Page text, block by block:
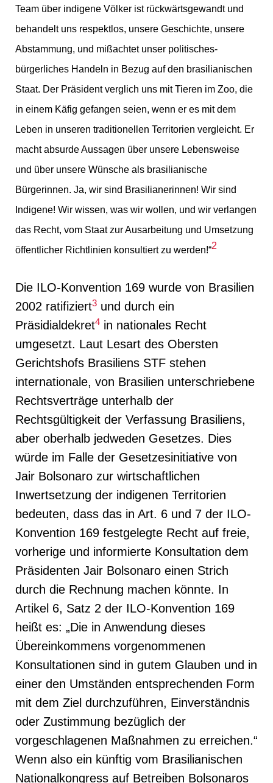
Team über indigene Völker ist rückwärtsgewandt und
behandelt uns respektlos, unsere Geschichte, unsere
Abstammung, und mißachtet unser politisches-
bürgerliches Handeln in Bezug auf den brasilianischen
Staat. Der Präsident verglich uns mit Tieren im Zoo, die
in einem Käfig gefangen seien, wenn er es mit dem
Leben in unseren traditionellen Territorien vergleicht. Er
macht absurde Aussagen über unsere Lebensweise
und über unsere Wünsche als brasilianische
Bürgerinnen. Ja, wir sind Brasilianerinnen! Wir sind
Indigene! Wir wissen, was wir wollen, und wir verlangen
das Recht, vom Staat zur Ausarbeitung und Umsetzung
öffentlicher Richtlinien konsultiert zu werden!“2
Die ILO-Konvention 169 wurde von Brasilien
2002 ratifiziert3 und durch ein
Präsidialdekret4 in nationales Recht
umgesetzt. Laut Lesart des Obersten
Gerichtshofs Brasiliens STF stehen
internationale, von Brasilien unterschriebene
Rechtsverträge unterhalb der
Rechtsgültigkeit der Verfassung Brasiliens,
aber oberhalb jedweden Gesetzes. Dies
würde im Falle der Gesetzesinitiative von
Jair Bolsonaro zur wirtschaftlichen
Inwertsetzung der indigenen Territorien
bedeuten, dass das in Art. 6 und 7 der ILO-
Konvention 169 festgelegte Recht auf freie,
vorherige und informierte Konsultation dem
Präsidenten Jair Bolsonaro einen Strich
durch die Rechnung machen könnte. In
Artikel 6, Satz 2 der ILO-Konvention 169
heißt es: „Die in Anwendung dieses
Übereinkommens vorgenommenen
Konsultationen sind in gutem Glauben und in
einer den Umständen entsprechenden Form
mit dem Ziel durchzuführen, Einverständnis
oder Zustimmung bezüglich der
vorgeschlagenen Maßnahmen zu erreichen.“
Wenn also ein künftig vom Brasilianischen
Nationalkongress auf Betreiben Bolsonaros